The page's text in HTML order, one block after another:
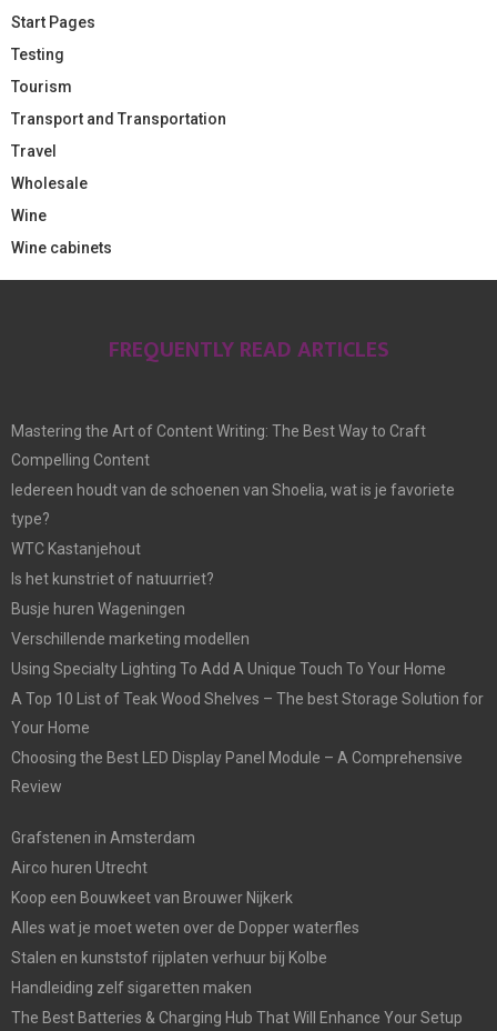
Start Pages
Testing
Tourism
Transport and Transportation
Travel
Wholesale
Wine
Wine cabinets
FREQUENTLY READ ARTICLES
Mastering the Art of Content Writing: The Best Way to Craft
Compelling Content
Iedereen houdt van de schoenen van Shoelia, wat is je favoriete
type?
WTC Kastanjehout
Is het kunstriet of natuurriet?
Busje huren Wageningen
Verschillende marketing modellen
Using Specialty Lighting To Add A Unique Touch To Your Home
A Top 10 List of Teak Wood Shelves – The best Storage Solution for
Your Home
Choosing the Best LED Display Panel Module – A Comprehensive
Review
Grafstenen in Amsterdam
Airco huren Utrecht
Koop een Bouwkeet van Brouwer Nijkerk
Alles wat je moet weten over de Dopper waterfles
Stalen en kunststof rijplaten verhuur bij Kolbe
Handleiding zelf sigaretten maken
The Best Batteries & Charging Hub That Will Enhance Your Setup